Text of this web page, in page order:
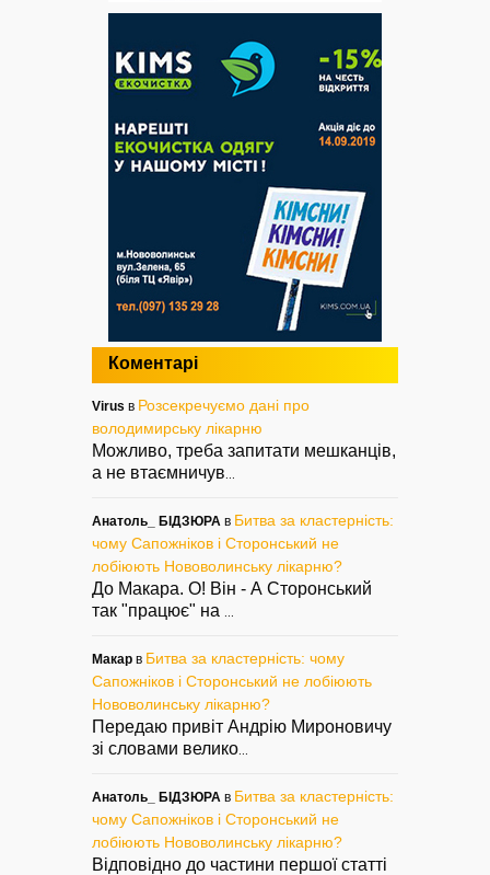
Коментарі
Virus в Розсекречуємо дані про
володимирську лікарню
Можливо, треба запитати мешканців,
а не втаємничув
Анатоль_ БІДЗЮРА в Битва за кластерність:
чому Сапожніков і Сторонський не
лобіюють Нововолинську лікарню?
До Макара. О! Він - А Сторонський
так "працює" на
Макар в Битва за кластерність: чому
Сапожніков і Сторонський не лобіюють
Нововолинську лікарню?
Передаю привіт Андрію Мироновичу
зі словами велико
Анатоль_ БІДЗЮРА в Битва за кластерність:
чому Сапожніков і Сторонський не
лобіюють Нововолинську лікарню?
Відповідно до частини першої статті